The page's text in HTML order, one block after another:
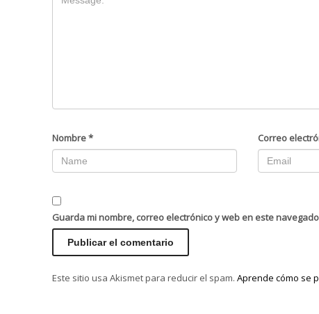
Nombre* Correo
Guarda mi nombre, correo electrónico y web en este
Este sitio usa Akismet para reducir el spam. Aprende cómo se